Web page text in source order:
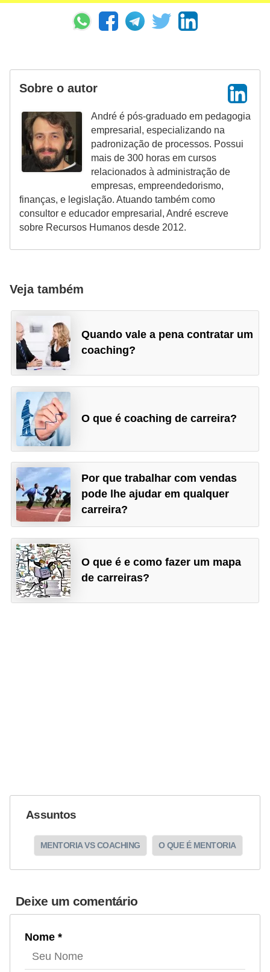
Sobre o autor
André é pós-graduado em pedagogia
empresarial, especializando na
padronização de processos. Possui
mais de 300 horas em cursos
relacionados à administração de
empresas, empreendedorismo,
finanças, e legislação. Atuando também como
consultor e educador empresarial, André escreve
sobre Recursos Humanos desde 2012.
Veja também
Quando vale a pena contratar um
coaching?
O que é coaching de carreira?
Por que trabalhar com vendas
pode lhe ajudar em qualquer
carreira?
O que é e como fazer um mapa
de carreiras?
Assuntos
MENTORIA VS COACHING O QUE É MENTORIA
Deixe um comentário
Nome *